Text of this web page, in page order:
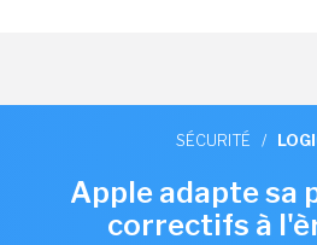
SÉCURITÉ /
Apple adapte sa
correctifs à